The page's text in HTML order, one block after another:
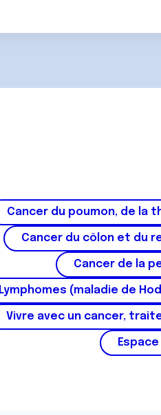
Cancer du poumon, de la
Cancer du côlon et du
Cancer de la
Lymphomes (maladie de
Vivre avec un cancer,